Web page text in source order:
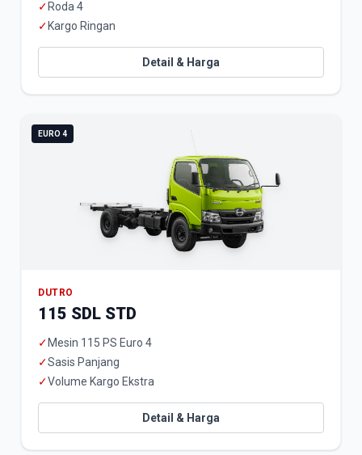
✓ Roda 4
✓ Kargo Ringan
Detail & Harga
EURO 4
DUTRO
115 SDL STD
✓ Mesin 115 PS Euro 4
✓Sasis Panjang
✓Volume Kargo Ekstra
Detail & Harga